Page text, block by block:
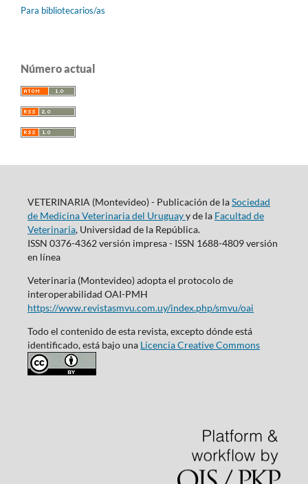
Para bibliotecarios/as
Número actual
VETERINARIA (Montevideo) - Publicación de laSociedad
de Medicina Veterinaria del Uruguayy de la Facultad de
Veterinaria, Universidad de la República.
ISSN 0376-4362 versión impresa - ISSN 1688-4809 versión
en línea
Veterinaria (Montevideo) adopta el protocolo de
interoperabilidad OAI-PMH
https://www.revistasmvu.com.uy/index.php/smvu/oai
Todo el contenido de esta revista, excepto dónde está
identificado, está bajo una Licencia Creative Commons